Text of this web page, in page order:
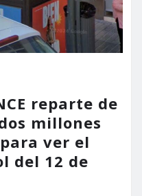
reparte de
millones
ver el
del 12 de